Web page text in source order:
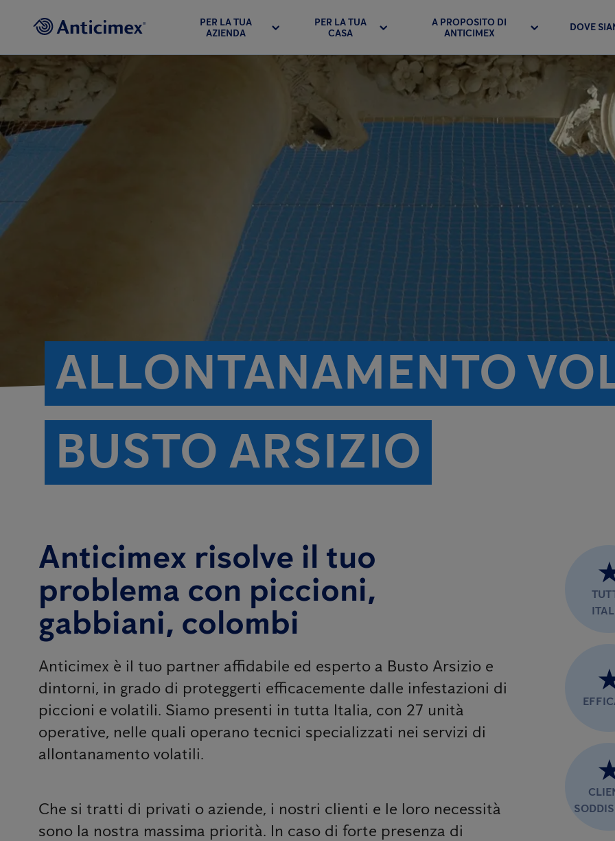
PER LA TUA
AZIENDA
PER LA TUA
CASA
A PROPOSITO DI
ANTICIMEX
DOVE
ALLONTANAMENTO
BUSTO ARSIZIO
Anticimex risolve il tuo
problema con piccioni,
gabbiani, colombi
Anticimex è il tuo partner affidabile ed esperto a Busto Arsizio e
dintorni, in grado di proteggerti efficacemente dalle infestazioni di
piccioni e volatili. Siamo presenti in tutta Italia, con 27 unità
operative, nelle quali operano tecnici specializzati nei servizi di
allontanamento volatili.
Che si tratti di privati ​​o aziende, i nostri clienti e le loro necessità
sono la nostra massima priorità. In caso di forte presenza di